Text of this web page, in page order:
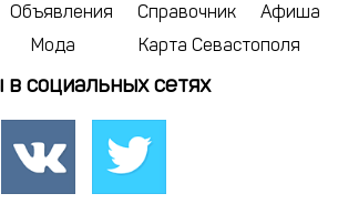
Объявления Справочник
Афиша
Мода Карта Севастополя
социальных сетях